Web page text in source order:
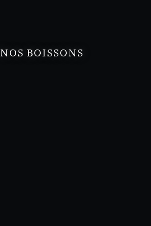
NOS BOISSONS